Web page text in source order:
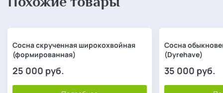
Сосна скрученная широкохвойная
(формированная)
25 000 руб.
Сосна
(Dyrehave)
35 000 руб.